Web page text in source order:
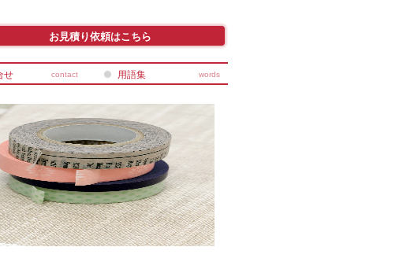
お見積り依頼はこちら
contact
せ words
用語集